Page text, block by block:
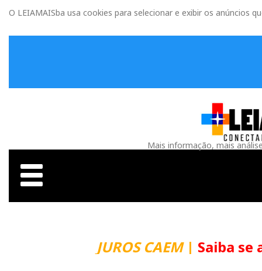
O LEIAMAISba usa cookies para selecionar e exibir os anúncios
Mais informação, mais
JUROS CAEM| Saiba se